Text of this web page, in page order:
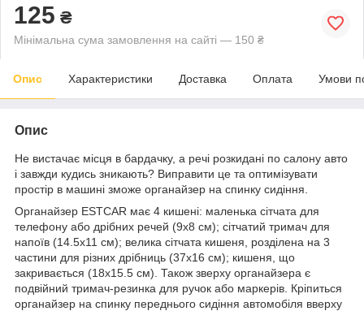
125 ₴
Мінімальна сума замовлення на сайті — 150 ₴
Опис Характеристики Доставка Оплата Умови
Опис
Не вистачає місця в бардачку, а речі розкидані по салону авто
і завжди кудись зникають? Виправити це та оптимізувати
простір в машині зможе органайзер на спинку сидіння.
Органайзер ESTCAR має 4 кишені: маленька сітчата для
телефону або дрібних речей (9х8 см); сітчатий тримач для
напоїв (14.5х11 см); велика сітчата кишеня, розділена на 3
частини для різних дрібниць (37х16 см); кишеня, що
закривається (18х15.5 см). Також зверху органайзера є
подвійний тримач-резинка для ручок або маркерів. Кріпиться
органайзер на спинку переднього сидіння автомобіля вверху